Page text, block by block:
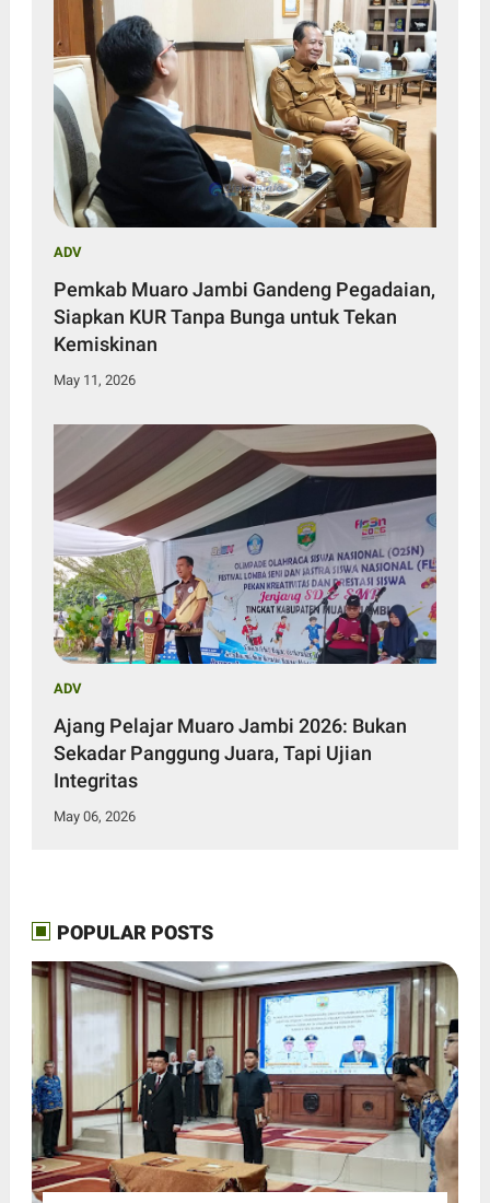
ADV
Pemkab Muaro Jambi Gandeng Pegadaian,
Siapkan KUR Tanpa Bunga untuk Tekan
Kemiskinan
May 11, 2026
ADV
Ajang Pelajar Muaro Jambi 2026: Bukan
Sekadar Panggung Juara, Tapi Ujian
Integritas
May 06, 2026
POPULAR POSTS